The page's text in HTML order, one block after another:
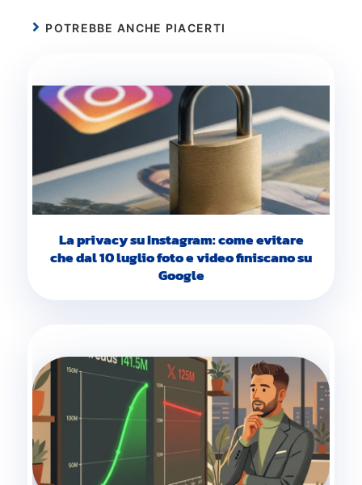
POTREBBE ANCHE PIACERTI
La privacy su Instagram: come evitare
che dal 10 luglio foto e video finiscano su
Google